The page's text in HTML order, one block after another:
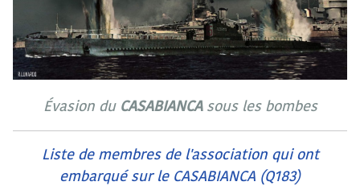
Évasion du CASABIANCA sous les bombes
Liste de membres de l'association qui ont
embarqué sur le CASABIANCA (Q183)